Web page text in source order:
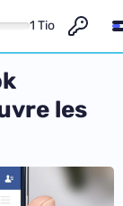
1 Tio
les